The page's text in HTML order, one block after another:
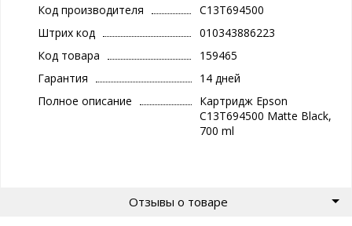
Код производителя
C13T694500
Штрих код
010343886223
Код товара
159465
Гарантия
14 дней
Полное описание
Картридж Epson
C13T694500 Matte Black,
700 ml
Отзывы о товаре